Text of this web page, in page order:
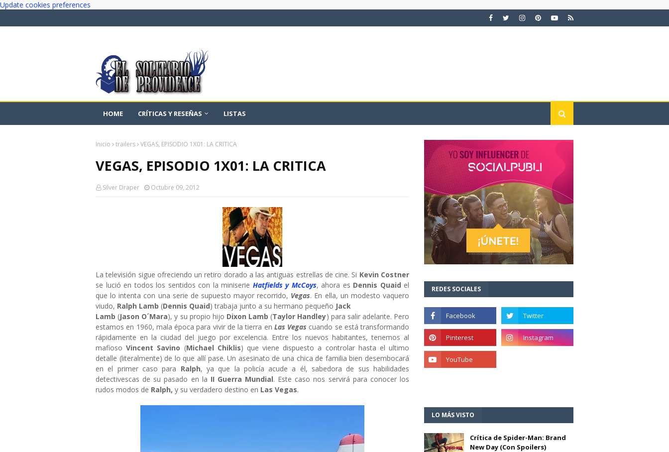
Update cookies preferences
HOME CRÍTICAS Y RESEÑAS LISTAS
Inicio trailers VEGAS, EPISODIO 1X01: LA CRITICA
VEGAS, EPISODIO 1X01: LA CRITICA
Silver Draper Octubre 09, 2012
La televisión sigue ofreciendo un retiro dorado a las antiguas estrellas de cine. Si Kevin Costner
se lució en todos los sentidos con la miniserie Hatfields y McCoys, ahora es Dennis Quaid el
que lo intenta con una serie de supuesto mayor recorrido, Vegas. En ella, un modesto vaquero
viudo, Ralph Lamb (Dennis Quaid) trabaja junto a su hermano pequeño Jack
Lamb (Jason O´Mara), y su propio hijo Dixon Lamb (Taylor Handley) para salir adelante. Pero
estamos en 1960, mala época para vivir de la tierra en Las Vegas cuando se está transformando
rápidamente en la ciudad del juego por excelencia. Entre los nuevos habitantes, tenemos al
mafiosoVincent Savino (Michael Chiklis) que viene dispuesto a controlar hasta el ultimo
detalle (literalmente) de lo que allí pase. Un asesinato de una chica de familia bien desembocará
en el primer caso para Ralph, ya que la policía acude a él, sabedora de sus habilidades
detectivescas de su pasado en la II Guerra Mundial. Este caso nos servirá para conocer los
rudos modos de Ralph, y su verdadero destino en Las Vegas.
REDES SOCIALES
LO MÁS VISTO
Crítica de Spider-Man: Brand
New Day (Con Spoilers)